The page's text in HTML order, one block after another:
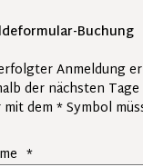
Buchung
Anmeldung
der nächsten
mit dem * Symbol
*